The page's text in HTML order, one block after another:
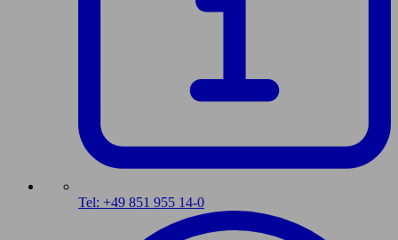
Tel: +49 851 955 14-0